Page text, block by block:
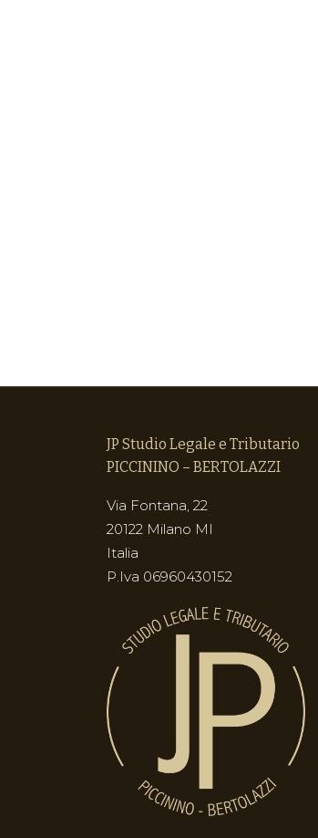
JP Studio Legale e Tributario
PICCININO – BERTOLAZZI
Via Fontana, 22
20122 Milano MI
Italia
P.Iva 06960430152